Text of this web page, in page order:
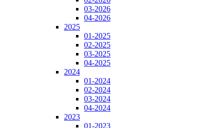
03-2026
04-2026
2025
01-2025
02-2025
03-2025
04-2025
2024
01-2024
02-2024
03-2024
04-2024
2023
01-2023